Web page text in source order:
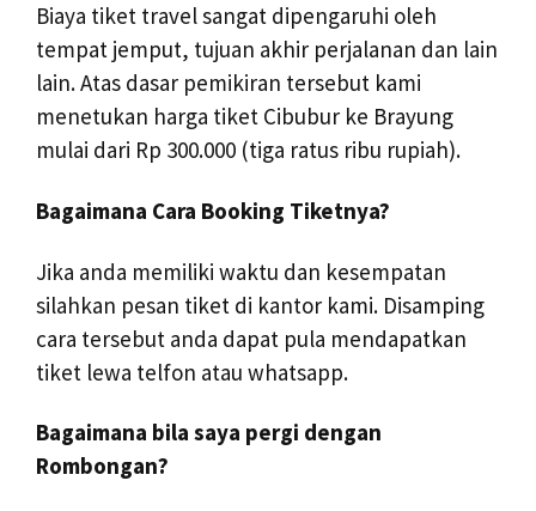
Biaya tiket travel sangat dipengaruhi oleh
tempat jemput, tujuan akhir perjalanan dan lain
lain. Atas dasar pemikiran tersebut kami
menetukan harga tiket Cibubur ke Brayung
mulai dari Rp 300.000 (tiga ratus ribu rupiah).
Bagaimana Cara Booking Tiketnya?
Jika anda memiliki waktu dan kesempatan
silahkan pesan tiket di kantor kami. Disamping
cara tersebut anda dapat pula mendapatkan
tiket lewa telfon atau whatsapp.
Bagaimana bila saya pergi dengan
Rombongan?